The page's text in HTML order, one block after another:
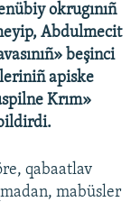
okrugınıñ
Abdulmecit
beşinci
apiske
Krım»
qabaatlav
mabüsler